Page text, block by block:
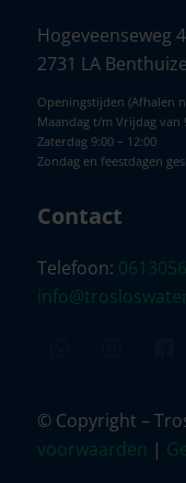
Hogeveenseweg
2731 LA
Openingstijden (Afhalen
Maandag t/m Vrijdag van
Zaterdag 9:00 – 12:00
Zondag en feestdagen
Contact
Telefoon:
© Copyright –
voorwaarden |